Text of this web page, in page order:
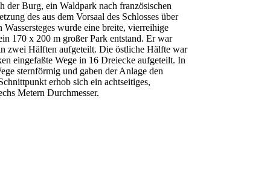
Burg, ein Waldpark nach französischen
des aus dem Vorsaal des Schlosses über
wurde eine breite, vierreihige
170 x 200 m großer Park entstand. Er war
zwei Hälften aufgeteilt. Die östliche Hälfte war
eingefaßte Wege in 16 Dreiecke aufgeteilt. In
sternförmig und gaben der Anlage den
erhob sich ein achtseitiges,
Metern Durchmesser.